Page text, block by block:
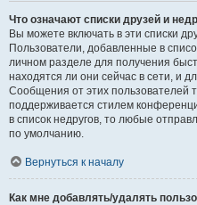
Что означают списки друзей и
Вы можете включать в эти списки
Пользователи, добавленные в
личном разделе для получения
находятся ли они сейчас в сети, и
Сообщения от этих пользователей
поддерживается стилем
в список недругов, то любые
по умолчанию.
Вернуться к началу
Как мне добавлять/удалять